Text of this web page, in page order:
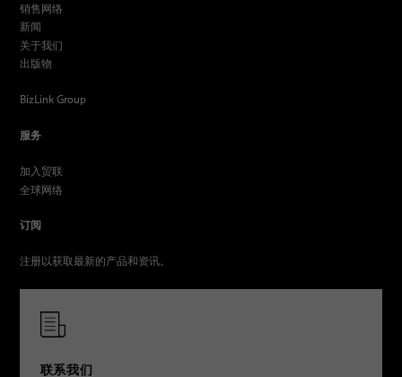
销售网络
新闻
关于我们
出版物
BizLink Group
服务
加入贸联
全球网络
订阅
注册以获取最新的产品和资讯。
联系我们